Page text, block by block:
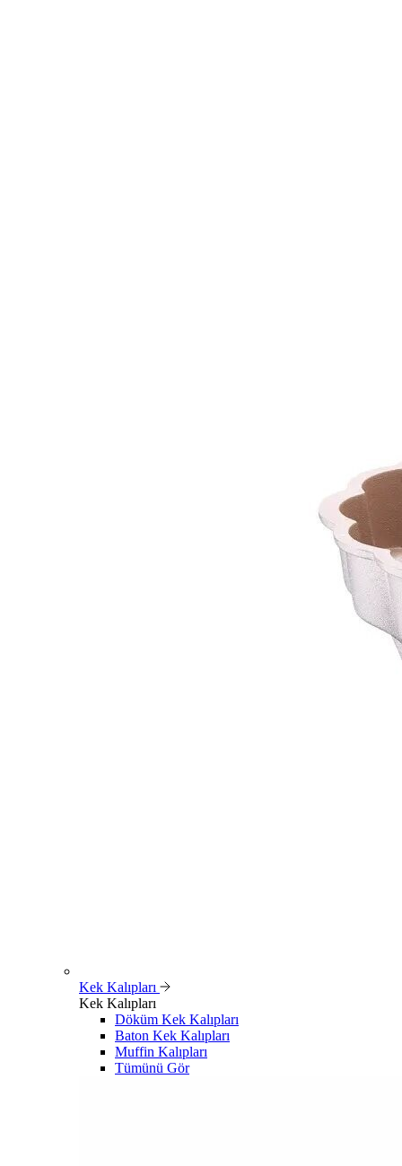
Kek Kalıpları
Kek Kalıpları
Döküm Kek Kalıpları
Baton Kek Kalıpları
Muffin Kalıpları
Tümünü Gör